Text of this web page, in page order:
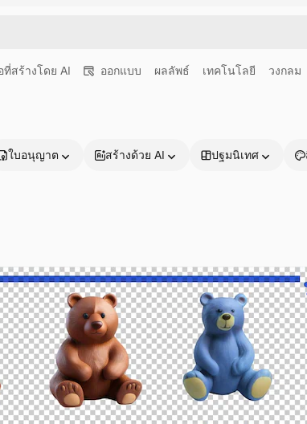
ที่สร้างโดย AI ออกแบบ ผลลัพธ์ เทคโนโลยี วงกลม
ใบอนุญาต สร้างด้วย AI ปฐมนิเทศ
รรค์เพื่อผลักดันผลงานที่ดี
นกว่า 1 ล้านราย
ทีฟ, บริษัท, เอเจนซี และสตูดิ
ผลิตภัณฑ์
Spaces
ผู้ช่วย AI
เครื่องมือสร้าง
เริ่มต้
เอกสาร
การส